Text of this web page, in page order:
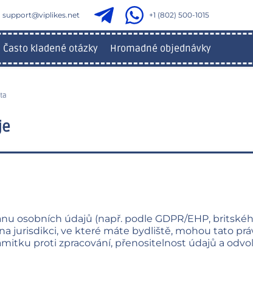
support@viplikes.net +1 (802) 500-1015
Často kladené otázky Hromadné objednávky
osobních údajů (např. podle GDPR/EHP,
na jurisdikci, ve které máte bydliště, mohou tato
proti zpracování, přenositelnost údajů a